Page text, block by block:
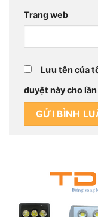
Trang web
Lưu tên của
duyệt này cho